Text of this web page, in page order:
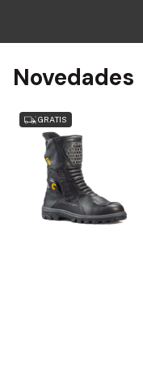
Novedades
GRATIS